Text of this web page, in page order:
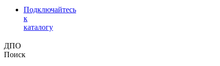
Подключайтесь
к
каталогу
ДПО
Поиск